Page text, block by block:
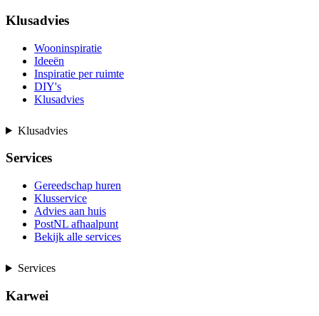
Klusadvies
Wooninspiratie
Ideeën
Inspiratie per ruimte
DIY's
Klusadvies
Klusadvies
Services
Gereedschap huren
Klusservice
Advies aan huis
PostNL afhaalpunt
Bekijk alle services
Services
Karwei